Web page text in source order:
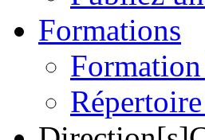
Formations